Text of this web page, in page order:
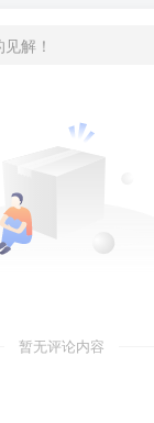
解！
暂无评论内容